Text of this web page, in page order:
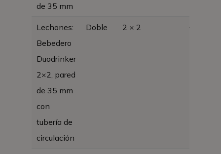
de 35 mm
Lechones:
Bebedero
Duodrinker
2×2, pared
de 35 mm
con
tubería de
circulación
Doble 2 × 2 +